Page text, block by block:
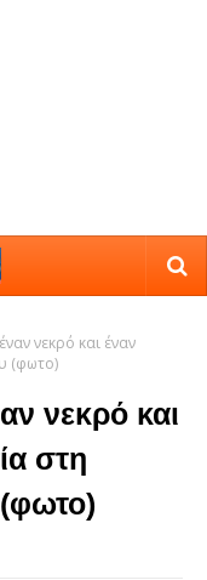
νεκρό και έναν
(φωτο)
νεκρό και
στη